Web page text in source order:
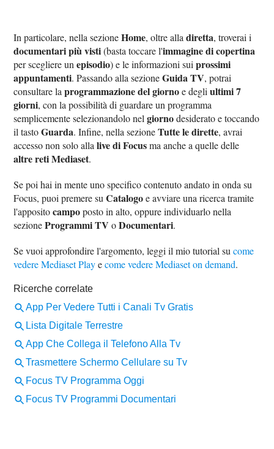
In particolare, nella sezioneHome, oltre alladiretta, troverai i
documentari più visti(basta toccare l'immagine di copertina
per scegliere unepisodio) e le informazioni suiprossimi
appuntamenti. Passando alla sezioneGuida TV, potrai
consultare laprogrammazione del giornoe degliultimi 7
giorni, con la possibilità di guardare un programma
semplicemente selezionandolo nelgiornodesiderato e toccando
il tastoGuarda. Infine, nella sezioneTutte le dirette, avrai
accesso non solo allalive di Focusma anche a quelle delle
altre reti Mediaset.
Se poi hai in mente uno specifico contenuto andato in onda su
Focus, puoi premere suCatalogoe avviare una ricerca tramite
l'appositocampoposto in alto, oppure individuarlo nella
sezioneProgrammi TV oDocumentari.
Se vuoi approfondire l'argomento, leggi il mio tutorial sucome
vedere Mediaset Playecome vedere Mediaset on demand.